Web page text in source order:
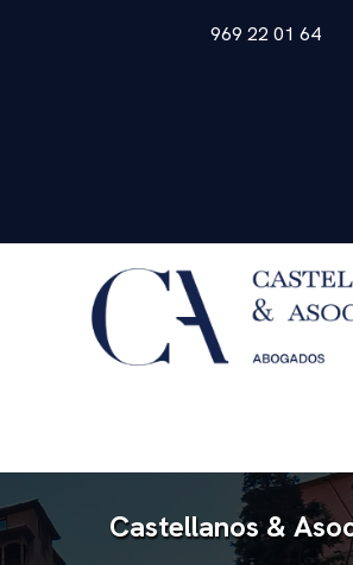
969 22 01 64
Castellanos &